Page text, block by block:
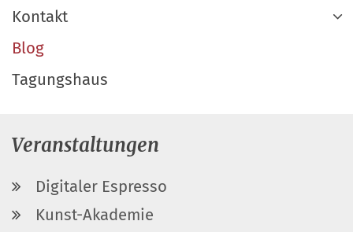
Kontakt
Blog
Tagungshaus
Veranstaltungen
Digitaler Espresso
Kunst-Akademie